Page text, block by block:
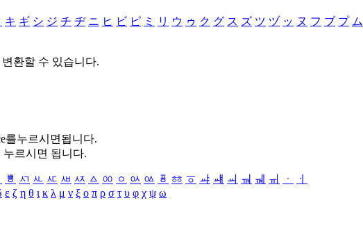
キ ギ シ ジ チ ヂ ニ ヒ ビ ピ ミ リ ウ ゥ ク グ ス ズ ツ ヅ ッ ヌ フ ブ プ ム
환할 수 있습니다.
를누르시면됩니다.
누르시면 됩니다.
ㅹ ㅺ ㅻ ㅼ ㅽ ㅾ ㅿ ㆀ ㆁ ㆂ ㆃ ㆄ ㆅ ㆆ ㆇ ㆈ ㆉ ㆊ ㆋ ㆌ ㆍ
ㆎ
ε ζ η θ ι κ λ μ ν ξ ο π ρ σ τ υ φ χ ψ ω